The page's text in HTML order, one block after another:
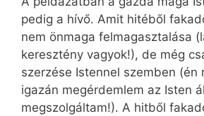
pedig a hívő. Amit hitéből
nem önmaga felmagasztalása
keresztény vagyok!), de még
szerzése Istennel szemben (én
igazán megérdemlem az Isten
megszolgáltam!). A hitből